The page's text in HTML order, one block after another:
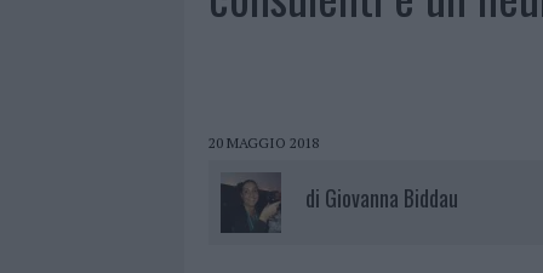
20 MAGGIO 2018
di Giovanna Biddau